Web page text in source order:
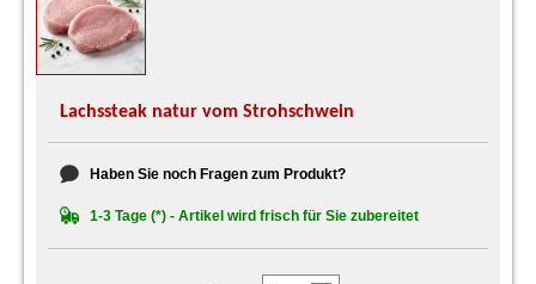
Lachssteak natur vom Strohschwein
Haben Sie noch Fragen zum Produkt?
1-3 Tage (*) - Artikel wird frisch für Sie zubereitet